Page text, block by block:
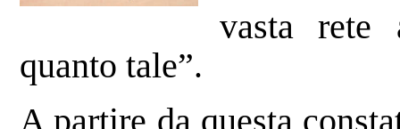
vasta rete
quanto tale”.
A partire da questa